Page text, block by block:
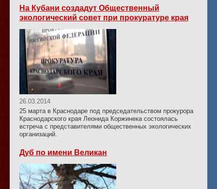
На Кубани создадут Общественный
экологический совет при прокуратуре края
26.03.2014
25 марта в Краснодаре под председательством прокурора
Краснодарского края Леонида Коржинека состоялась
встреча с представителями общественных экологических
организаций.
Дуб по имени Великан